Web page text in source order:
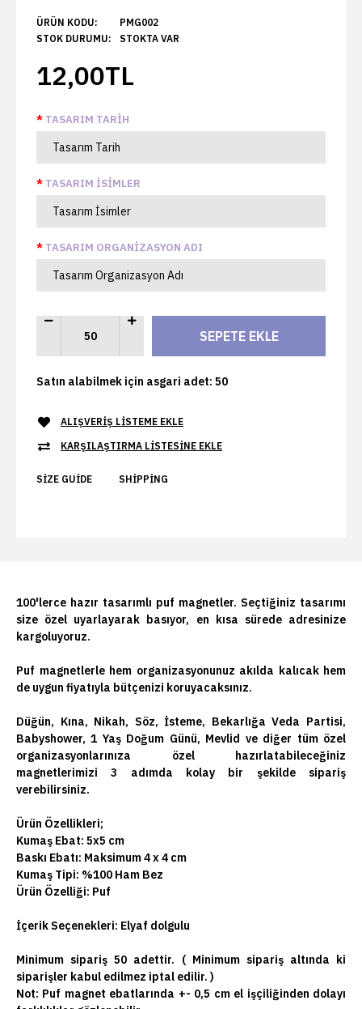
ÜRÜN KODU:
STOK DURUMU:
PMG002
STOKTA VAR
12,00TL
TASARIM TARIH
TASARIM İSIMLER
TASARIM ORGANIZASYON ADI
Satın alabilmek için asgari adet: 50
ALIŞVERIŞ LISTEME EKLE
KARŞILAŞTIRMA LISTESINE EKLE
SIZE GUIDE SHIPPING
100'lerce hazır tasarımlı puf magnetler. Seçtiğiniz tasarımı
size özel uyarlayarak basıyor, en kısa sürede adresinize
kargoluyoruz.
Puf magnetlerle hem organizasyonunuz akılda kalıcak hem
de uygun fiyatıyla bütçenizi koruyacaksınız.
Düğün, Kına, Nikah, Söz, İsteme, Bekarlığa Veda Partisi,
Babyshower, 1 Yaş Doğum Günü, Mevlid ve diğer tüm özel
organizasyonlarınıza özel hazırlatabileceğiniz
magnetlerimizi 3 adımda kolay bir şekilde sipariş
verebilirsiniz.
Ürün Özellikleri;
Kumaş Ebat: 5x5 cm
Baskı Ebatı: Maksimum 4 x 4 cm
Kumaş Tipi: %100 Ham Bez
Ürün Özelliği: Puf
İçerik Seçenekleri: Elyaf dolgulu
Minimum sipariş 50 adettir. ( Minimum sipariş altında ki
siparişler kabul edilmez iptal edilir. )
Not: Puf magnet ebatlarında +- 0,5 cm el işçiliğinden dolayı